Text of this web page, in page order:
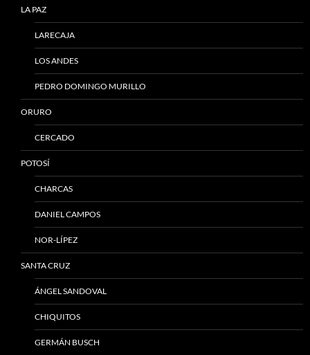
LA PAZ
LARECAJA
LOS ANDES
PEDRO DOMINGO MURILLO
ORURO
CERCADO
POTOSÍ
CHARCAS
DANIEL CAMPOS
NOR-LÍPEZ
SANTA CRUZ
ÁNGEL SANDOVAL
CHIQUITOS
GERMÁN BUSCH